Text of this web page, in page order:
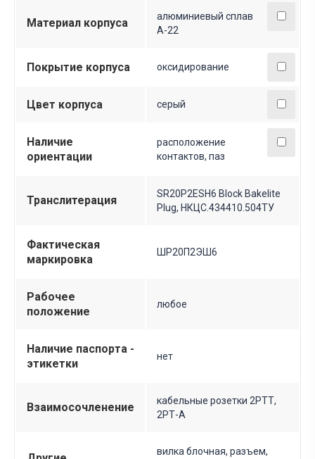
Материал корпуса
алюминиевый сплав
А-22
Покрытие корпуса оксидирование
Цвет корпуса серый
Наличие
ориентации
расположение
контактов, паз
Транслитерация
SR20P2ESH6 Block Bakelite
Plug, НКЦС.434410.504ТУ
Фактическая
маркировка
ШР20П2ЭШ6
Рабочее
положение
любое
Наличие паспорта -
этикетки
нет
Взаимосочленение
кабельные розетки 2РТТ,
2РТ-А
вилка блочная, разъем,